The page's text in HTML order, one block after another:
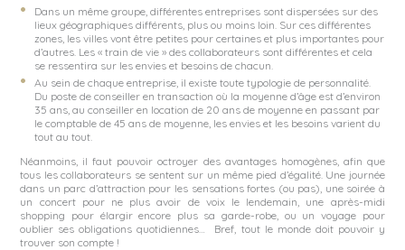
Dans un même groupe, différentes entreprises sont dispersées sur des
lieux géographiques différents, plus ou moins loin. Sur ces différentes
zones, les villes vont être petites pour certaines et plus importantes pour
d’autres. Les « train de vie » des collaborateurs sont différentes et cela
se ressentira sur les envies et besoins de chacun.
Au sein de chaque entreprise, il existe toute typologie de personnalité.
Du poste de conseiller en transaction où la moyenne d’âge est d’environ
35 ans, au conseiller en location de 20 ans de moyenne en passant par
le comptable de 45 ans de moyenne, les envies et les besoins varient du
tout au tout.
Néanmoins, il faut pouvoir octroyer des avantages homogènes, afin que
tous les collaborateurs se sentent sur un même pied d’égalité. Une journée
dans un parc d’attraction pour les sensations fortes (ou pas), une soirée à
un concert pour ne plus avoir de voix le lendemain, une après-midi
shopping pour élargir encore plus sa garde-robe, ou un voyage pour
oublier ses obligations quotidiennes… Bref, tout le monde doit pouvoir y
trouver son compte !